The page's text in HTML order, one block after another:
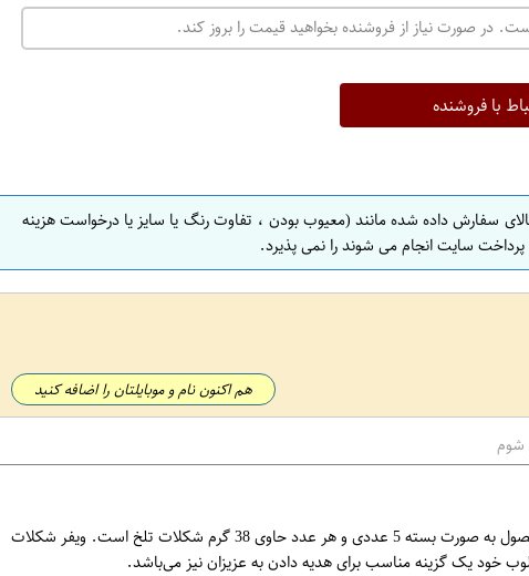
ت
ه
ا
ن
ص
ف
ه
ا
ف
ه
در صورت نیاز از فروشنده بخواهید قیمت را بروز کند.
با فروشنده
سفارش داده شده مانند (معیوب بودن ، تفاوت رنگ یا سایز یا درخواست هزینه
سایت انجام می شوند را نمی پذیرد.
هم اکنون نام و موبایلتان را اضافه کنید
شوم
ویفر شکلات تلخ لاگو با کرم کاکائو، یک محصول خوشمزه و لذت بخش است که حاوی چهل درصد شکلات تلخ اصلی و غنی شده با کرم کاکائو است. این محصول به صورت بسته 5 عددی و هر عدد حاوی 38 گرم شکلات تلخ است. ویفر شکلات
خود یک گزینه مناسب برای هدیه دادن به عزیزان نیز می‌باشد.